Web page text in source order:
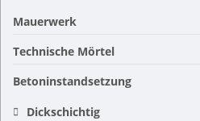
Mauerwerk
Technische Mörtel
Betoninstandsetzung
Dickschichtig